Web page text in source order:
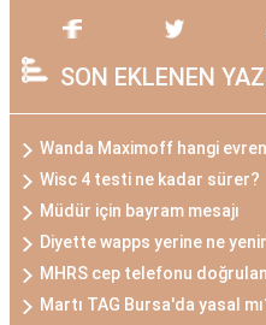
SON EKLENEN
Wanda Maximoff hangi
Wisc 4 testi ne kadar sürer?
Müdür için bayram mesajı
Diyette wapps yerine ne
MHRS cep telefonu
Martı TAG Bursa'da yasal